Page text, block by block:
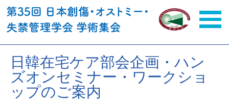
日韓在宅ケア部会企画・ハン
ズオンセミナー・ワークショ
ップのご案内